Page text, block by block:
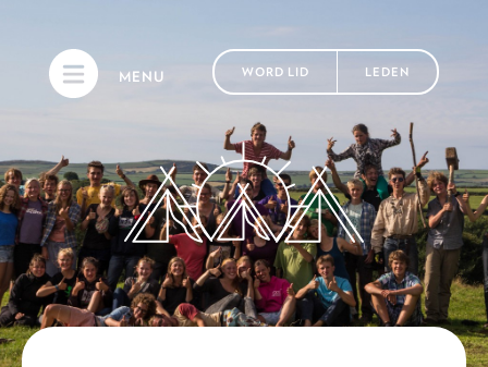
MENU WORD LID LEDEN